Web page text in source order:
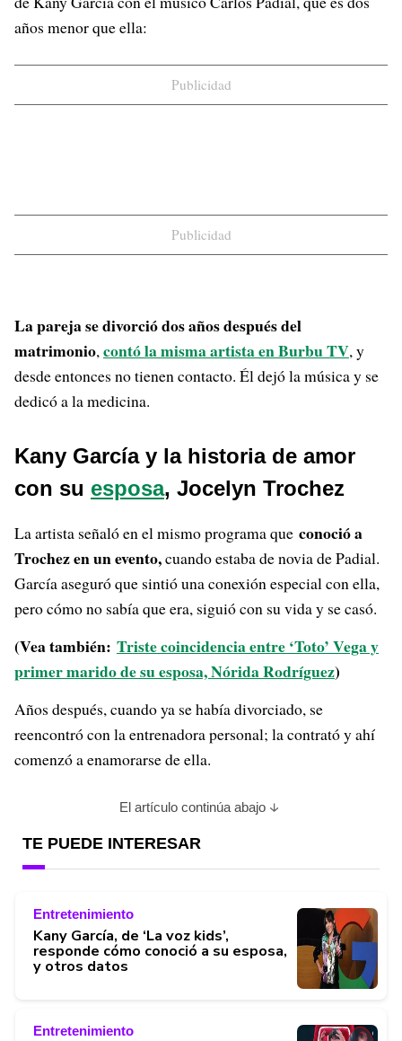
años menor que ella:
Publicidad
Publicidad
La pareja se divorció dos años después del
matrimonio,contó la misma artista en Burbu TV, y
desde entonces no tienen contacto. Él dejó la música y se
dedicó a la medicina.
Kany García y la historia de amor
con su esposa, Jocelyn Trochez
La artista señaló en el mismo programa que conoció a
Trochez en un evento,cuando estaba de novia de Padial.
García aseguró que sintió una conexión especial con ella,
pero cómo no sabía que era, siguió con su vida y se casó.
(Vea también: Triste coincidencia entre ‘Toto’ Vega y
primer marido de su esposa, Nórida Rodríguez)
Años después, cuando ya se había divorciado, se
reencontró con la entrenadora personal; la contrató y ahí
comenzó a enamorarse de ella.
El artículo continúa abajo
TE PUEDE INTERESAR
Entretenimiento
Kany García, de ‘La voz kids’,
responde cómo conoció a su esposa,
y otros datos
Entretenimiento